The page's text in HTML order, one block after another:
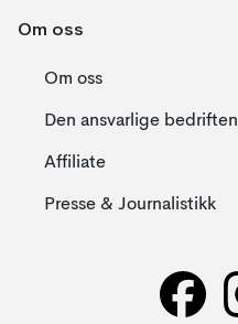
Om oss
Om oss
Den ansvarlige bedriften
Affiliate
Presse & Journalistikk